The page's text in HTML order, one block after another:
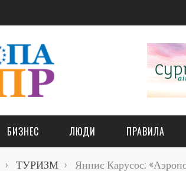
БИЗНЕС ЛЮДИ ПРАВИЛА
› ТУРИЗМ › Яннис Карусос: